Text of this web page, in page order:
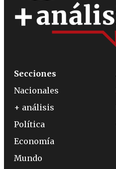
Secciones
Nacionales
+ análisis
Política
Economía
Mundo